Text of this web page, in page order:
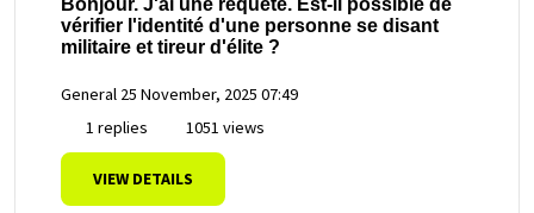
Bonjour. J'ai une requête. Est-il possible de
vérifier l'identité d'une personne se disant
militaire et tireur d'élite ?
General 25 November, 2025 07:49
1 replies
1051 views
VIEW DETAILS